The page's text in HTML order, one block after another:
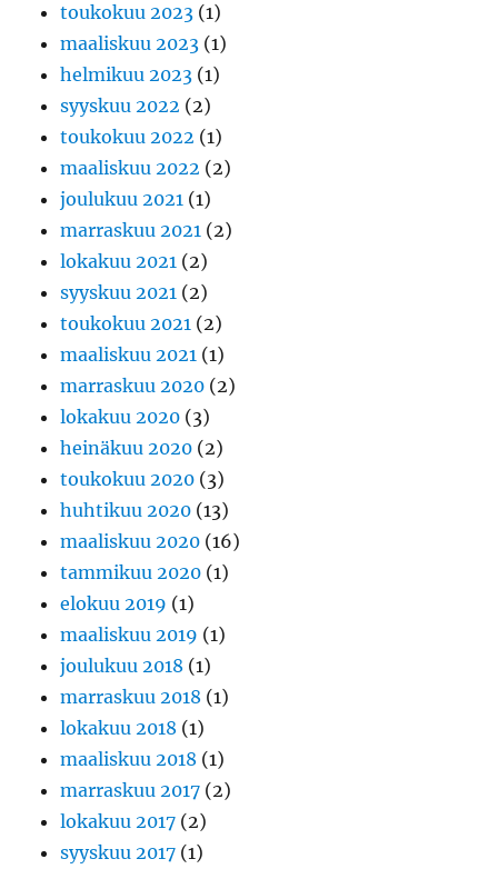
toukokuu 2023 (1)
maaliskuu 2023 (1)
helmikuu 2023 (1)
syyskuu 2022 (2)
toukokuu 2022 (1)
maaliskuu 2022 (2)
joulukuu 2021 (1)
marraskuu 2021 (2)
lokakuu 2021 (2)
syyskuu 2021 (2)
toukokuu 2021 (2)
maaliskuu 2021 (1)
marraskuu 2020 (2)
lokakuu 2020 (3)
heinäkuu 2020 (2)
toukokuu 2020 (3)
huhtikuu 2020 (13)
maaliskuu 2020 (16)
tammikuu 2020 (1)
elokuu 2019 (1)
maaliskuu 2019 (1)
joulukuu 2018 (1)
marraskuu 2018 (1)
lokakuu 2018 (1)
maaliskuu 2018 (1)
marraskuu 2017 (2)
lokakuu 2017 (2)
syyskuu 2017 (1)